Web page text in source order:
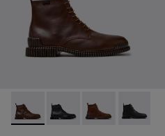
Pix - K300542-005 - Καφέ
Pix - K300542-004 -
Pix - K300542-
Pix -